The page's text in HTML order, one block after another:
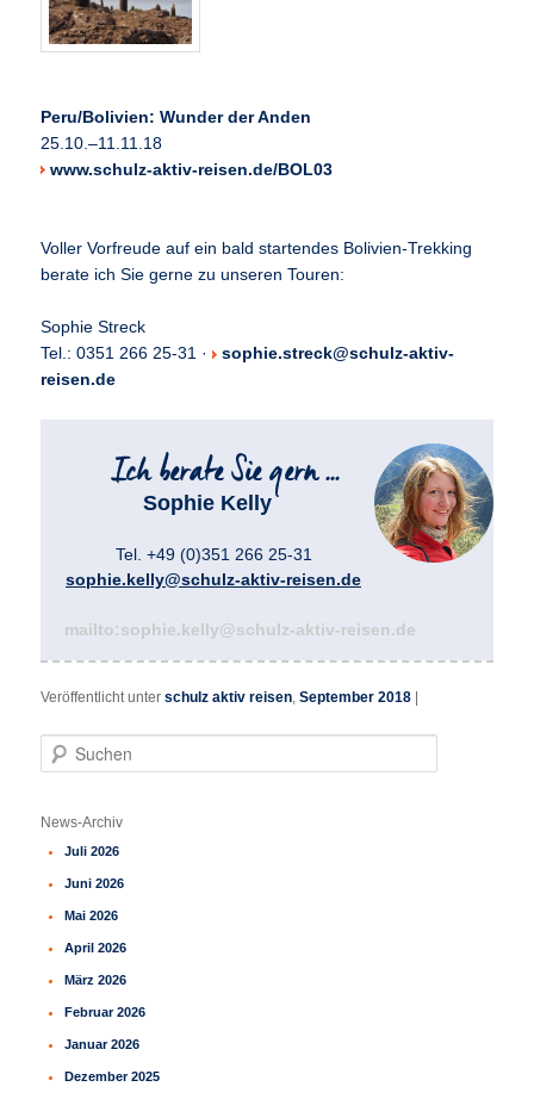
Peru/Bolivien: Wunder der Anden
25.10.–11.11.18
www.schulz-aktiv-reisen.de/BOL03
Voller Vorfreude auf ein bald startendes Bolivien-Trekking
berate ich Sie gerne zu unseren Touren:
Sophie Streck
Tel.: 0351 266 25-31 · sophie.streck@schulz-aktiv-
reisen.de
Sophie Kelly
Tel. +49 (0)351 266 25-31
sophie.kelly@schulz-aktiv-reisen.de
mailto:sophie.kelly@schulz-aktiv-reisen.de
Veröffentlicht unter schulz aktiv reisen,September 2018
u
h
n
News-Archiv
Juli 2026
Juni 2026
Mai 2026
April 2026
März 2026
Februar 2026
Januar 2026
Dezember 2025